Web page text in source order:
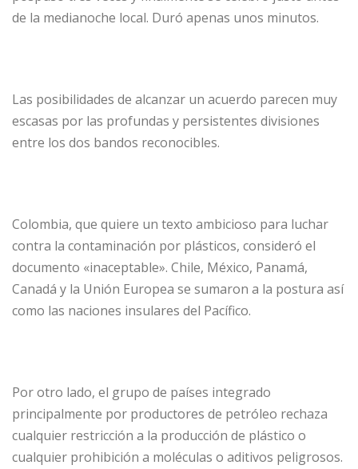
de la medianoche local. Duró apenas unos minutos.
Las posibilidades de alcanzar un acuerdo parecen muy
escasas por las profundas y persistentes divisiones
entre los dos bandos reconocibles.
Colombia, que quiere un texto ambicioso para luchar
contra la contaminación por plásticos, consideró el
documento «inaceptable». Chile, México, Panamá,
Canadá y la Unión Europea se sumaron a la postura así
como las naciones insulares del Pacífico.
Por otro lado, el grupo de países integrado
principalmente por productores de petróleo rechaza
cualquier restricción a la producción de plástico o
cualquier prohibición a moléculas o aditivos peligrosos.